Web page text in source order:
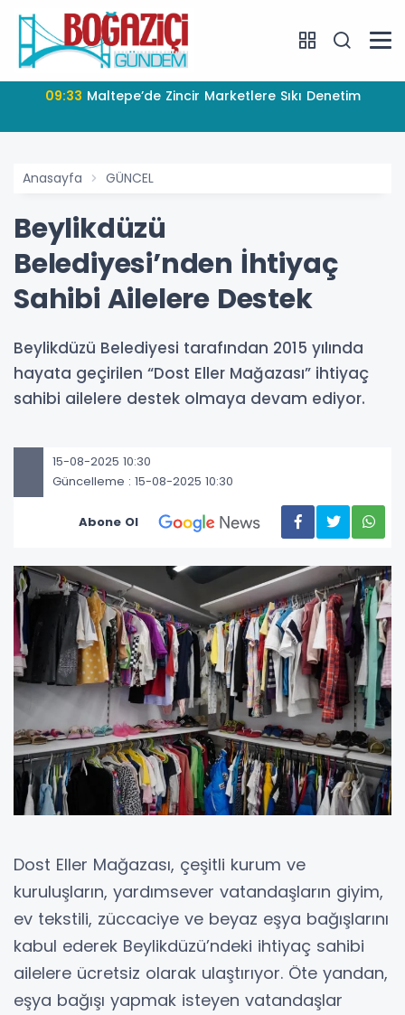
09:33 Maltepe’de Zincir Marketlere Sıkı Denetim
Anasayfa GÜNCEL
Beylikdüzü
Belediyesi’nden İhtiyaç
Sahibi Ailelere Destek
Beylikdüzü Belediyesi tarafından 2015 yılında
hayata geçirilen “Dost Eller Mağazası” ihtiyaç
sahibi ailelere destek olmaya devam ediyor.
15-08-2025 10:30
Güncelleme : 15-08-2025 10:30
Abone Ol
Dost Eller Mağazası, çeşitli kurum ve
kuruluşların, yardımsever vatandaşların giyim,
ev tekstili, züccaciye ve beyaz eşya bağışlarını
kabul ederek Beylikdüzü’ndeki ihtiyaç sahibi
ailelere ücretsiz olarak ulaştırıyor. Öte yandan,
eşya bağışı yapmak isteyen vatandaşlar